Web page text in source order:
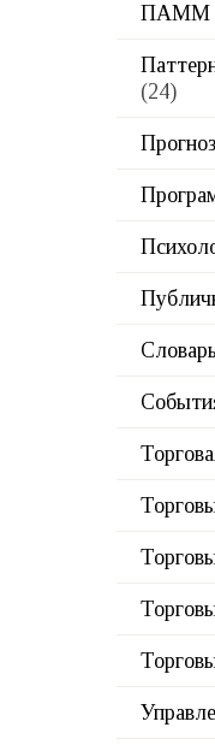
ПАММ
(24)